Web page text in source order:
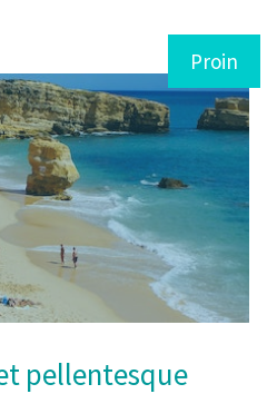
Proin
pellentesque